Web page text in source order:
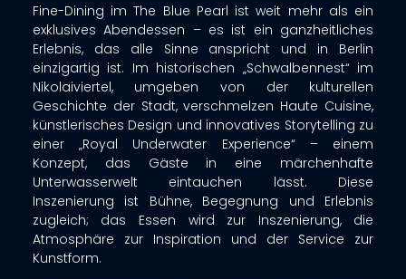
Fine-Dining im The Blue Pearl ist weit mehr als ein
exklusives Abendessen – es ist ein ganzheitliches
Erlebnis, das alle Sinne anspricht und in Berlin
einzigartig ist. Im historischen „Schwalbennest“ im
Nikolaiviertel, umgeben von der kulturellen
Geschichte der Stadt, verschmelzen Haute Cuisine,
künstlerisches Design und innovatives Storytelling zu
einer „Royal Underwater Experience“ – einem
Konzept, das Gäste in eine märchenhafte
Unterwasserwelt eintauchen lässt. Diese
Inszenierung ist Bühne, Begegnung und Erlebnis
zugleich; das Essen wird zur Inszenierung, die
Atmosphäre zur Inspiration und der Service zur
Kunstform.